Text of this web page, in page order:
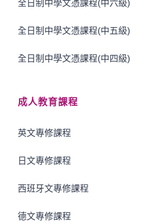
全日制中學文憑課程(中六級)
全日制中學文憑課程(中五級)
全日制中學文憑課程(中四級)
成人教育課程
英文專修課程
日文專修課程
西班牙文專修課程
德文專修課程